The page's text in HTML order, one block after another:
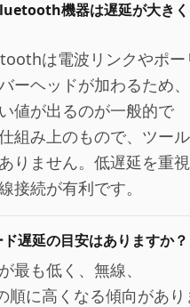
機器は遅延が大き
は電波リンクやポー
ーヘッドが加わるため、
値が出るのが一般的で
組み上のもので、ツール
りません。低遅延を重視
接続が有利です。
遅延の目安はありますか？
最も低く、無線、
に高くなる傾向があり